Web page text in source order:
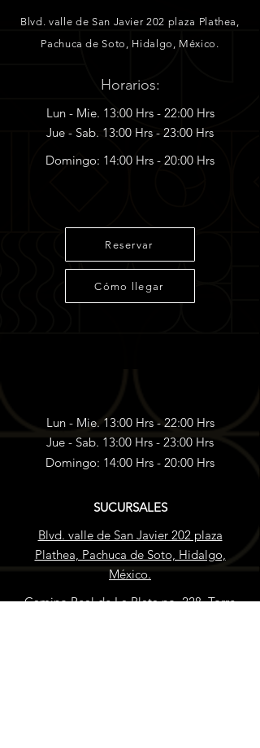
Blvd. valle de San Javier 202 plaza Plathea,
Pachuca de Soto, Hidalgo, México.
Horarios:
Lun - Mie. 13:00 Hrs - 22:00 Hrs
Jue - Sab. 13:00 Hrs - 23:00 Hrs
Domingo: 14:00 Hrs - 20:00 Hrs
Reservar
Cómo llegar
Lun - Mie. 13:00 Hrs - 22:00 Hrs
Jue - Sab. 13:00 Hrs - 23:00 Hrs
Domingo: 14:00 Hrs - 20:00 Hrs
SUCURSALES
Blvd. valle de San Javier 202 plaza
Plathea, Pachuca de Soto, Hidalgo,
México.
Camino Real de La Plata no. 228, Torre